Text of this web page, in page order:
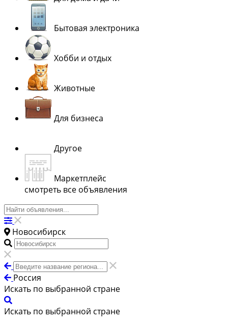
Бытовая электроника
Хобби и отдых
Животные
Для бизнеса
Другое
Маркетплейс
смотреть все объявления
Новосибирск
Россия
Искать по выбранной стране
Искать по выбранной стране